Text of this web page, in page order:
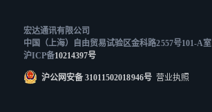
宏达通讯有限公司
中国（上海）自由贸易试验区金科路2557号101-A室
沪ICP备10214397号
沪公网安备 31011502018946号营业执照